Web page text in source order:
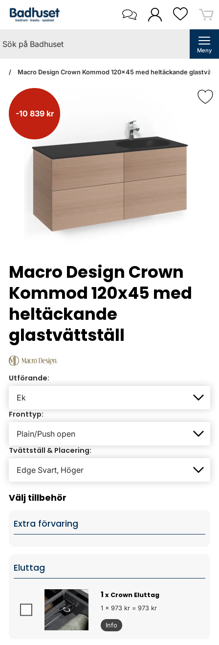
Meny
Macro Design Crown Kommod 120x45 med heltäckande
-10 839 kr
Macro Design Crown
Kommod 120x45 med
heltäckande
glastvättställ
Utförande:
Fronttyp:
Tvättställ & Placering:
Välj tillbehör
Extra förvaring
Eluttag
1 x Crown Eluttag
1 x 973 kr = 973 kr
Info